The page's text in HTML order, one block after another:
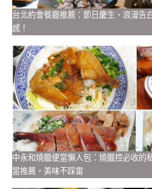
台北約會餐廳推薦：節日慶生、浪漫告
感！
中永和燒臘便當懶人包：燒臘控必收的
當推薦，美味不踩雷